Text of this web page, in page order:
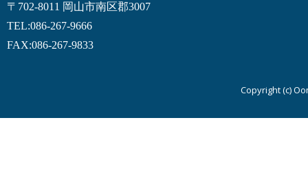
〒702-8011 岡山市南区郡3007
TEL:086-267-9666
FAX:086-267-9833
Copyright (c)